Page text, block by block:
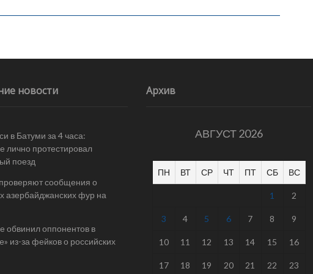
новости
в Батуми за 4 часа:
лично протестировал
поезд
сообщения о
азербайджанских фур на
обвинил оппонентов в
из-за фейков о российских
Архив
АВГУСТ 2026
ПН ВТ СР ЧТ ПТ СБ ВС
1 2
3 4 5 6 7 8 9
10 11 12 13 14 15 16
17 18 19 20 21 22 23